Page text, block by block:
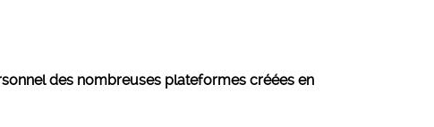
des nombreuses plateformes créées en